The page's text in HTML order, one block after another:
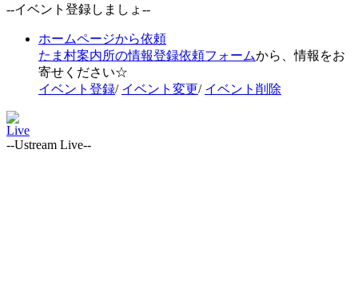
--イベント登録しましょ--
ホームページから依頼
たま村案内所の情報登録依頼フォームから、情報をお
寄せください☆
イベント登録/ イベント変更/ イベント削除
Live
--Ustream Live--